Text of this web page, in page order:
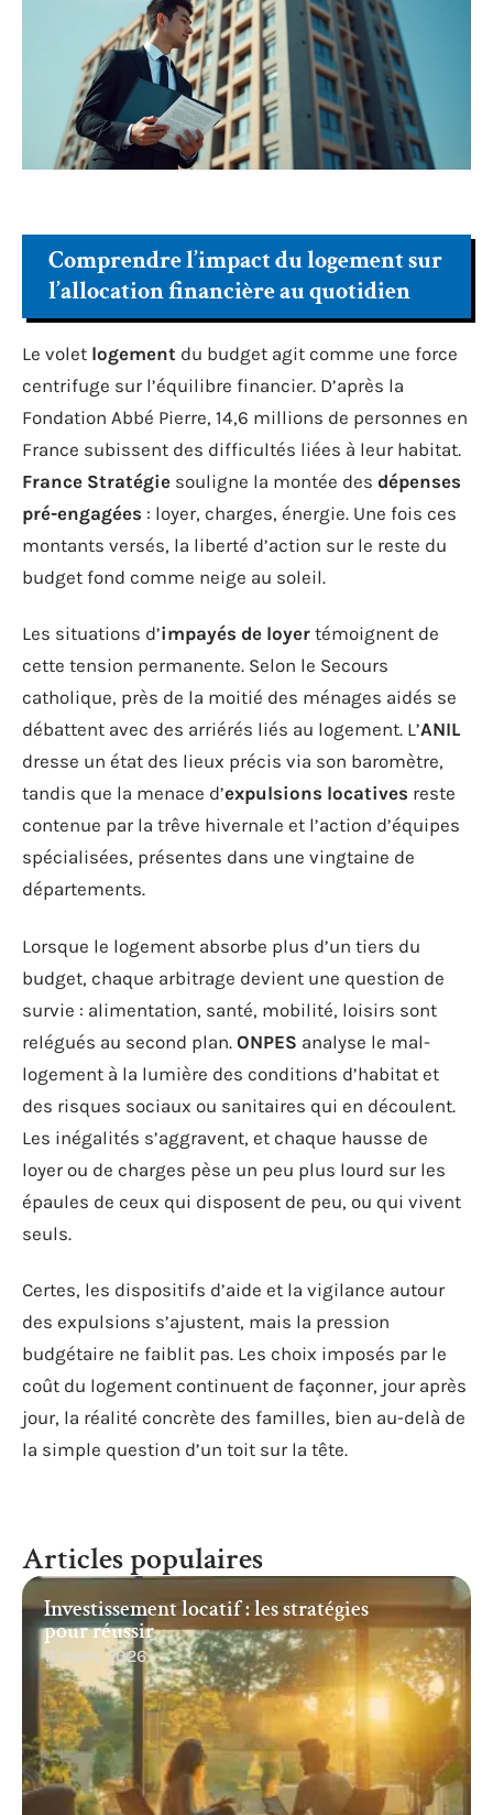
Comprendre l’impact du logement sur
l’allocation financière au quotidien
Le volet logement du budget agit comme une force
centrifuge sur l’équilibre financier. D’après la
Fondation Abbé Pierre, 14,6 millions de personnes en
France subissent des difficultés liées à leur habitat.
France Stratégie souligne la montée des dépenses
pré-engagées : loyer, charges, énergie. Une fois ces
montants versés, la liberté d’action sur le reste du
budget fond comme neige au soleil.
Les situations d’impayés de loyer témoignent de
cette tension permanente. Selon le Secours
catholique, près de la moitié des ménages aidés se
débattent avec des arriérés liés au logement. L’ANIL
dresse un état des lieux précis via son baromètre,
tandis que la menace d’expulsions locatives reste
contenue par la trêve hivernale et l’action d’équipes
spécialisées, présentes dans une vingtaine de
départements.
Lorsque le logement absorbe plus d’un tiers du
budget, chaque arbitrage devient une question de
survie : alimentation, santé, mobilité, loisirs sont
relégués au second plan. ONPES analyse le mal-
logement à la lumière des conditions d’habitat et
des risques sociaux ou sanitaires qui en découlent.
Les inégalités s’aggravent, et chaque hausse de
loyer ou de charges pèse un peu plus lourd sur les
épaules de ceux qui disposent de peu, ou qui vivent
seuls.
Certes, les dispositifs d’aide et la vigilance autour
des expulsions s’ajustent, mais la pression
budgétaire ne faiblit pas. Les choix imposés par le
coût du logement continuent de façonner, jour après
jour, la réalité concrète des familles, bien au-delà de
la simple question d’un toit sur la tête.
Articles populaires
Investissement locatif : les stratégies
pour réussir
11 mars 2026